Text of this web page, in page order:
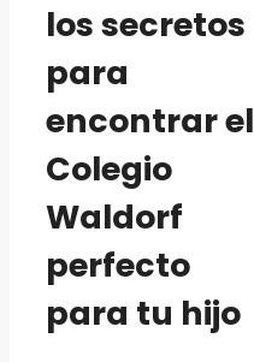
los secretos
para
encontrar el
Colegio
Waldorf
perfecto
para tu hijo